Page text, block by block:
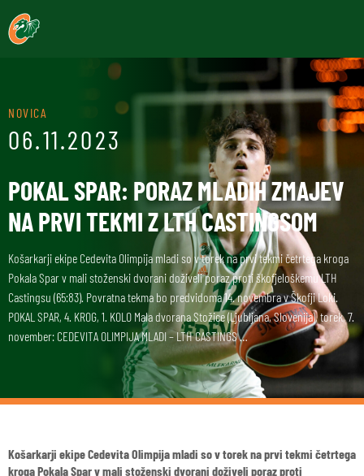
NOVICA
06.11.2023
POKAL SPAR: PORAZ MLADIH ZMAJEV
NA PRVI TEKMI Z LTH CASTINGSOM
Košarkarji ekipe Cedevita Olimpija mladi so v torek na prvi tekmi četrtega kroga
Pokala Spar v mali stoženski dvorani doživeli poraz proti škofjeloškemu LTH
Castingsu (65:83). Povratna tekma bo predvidoma 14. novembra v Škofji Loki.
POKAL SPAR, 4. KROG, 1. KOLO Mala dvorana Stožice (Ljubljana, Slovenija), torek, 7.
november: CEDEVITA OLIMPIJA MLADI – LTH CASTINGS …
Košarkarji ekipe Cedevita Olimpija mladi so v torek na prvi tekmi četrtega
kroga Pokala Spar v mali stoženski dvorani doživeli poraz proti